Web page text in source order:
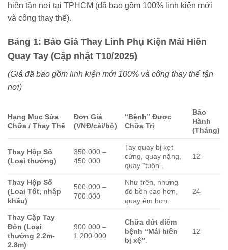
hiên tận nơi tại TPHCM (đã bao gồm 100% linh kiện mới
và công thay thế).
Bảng 1: Báo Giá Thay Linh Phụ Kiện Mái Hiên
Quay Tay (Cập nhật T10/2025)
(Giá đã bao gồm linh kiện mới 100% và công thay thế tận
nơi)
Hạng Mục Sửa
Chữa / Thay Thế
Đơn Giá
(VNĐ/cái/bộ)
“Bệnh” Được
Chữa Trị
Bảo
Hành
(Tháng)
Thay Hộp Số
(Loại thường)
350.000 –
450.000
Tay quay bị kẹt
cứng, quay nặng,
quay “tuôn”.
12
Thay Hộp Số
(Loại Tốt, nhập
khẩu)
500.000 –
700.000
Như trên, nhưng
độ bền cao hơn,
quay êm hơn.
24
Thay Cặp Tay
Đòn (Loại
thường 2.2m-
2.8m)
900.000 –
1.200.000
Chữa dứt điểm
bệnh “Mái hiên
bị xệ”
12